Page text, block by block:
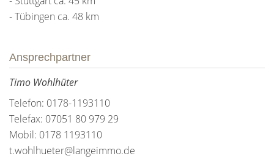
- Tübingen ca. 48 km
Ansprechpartner
Timo Wohlhüter
Telefon: 0178-1193110
Telefax: 07051 80 979 29
Mobil: 0178 1193110
t.wohlhueter@langeimmo.de